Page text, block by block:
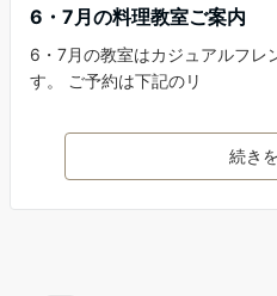
6・7月の料理教室ご案内
6・7月の教室はカジュアルフレ
す。 ご予約は下記のリ
続き